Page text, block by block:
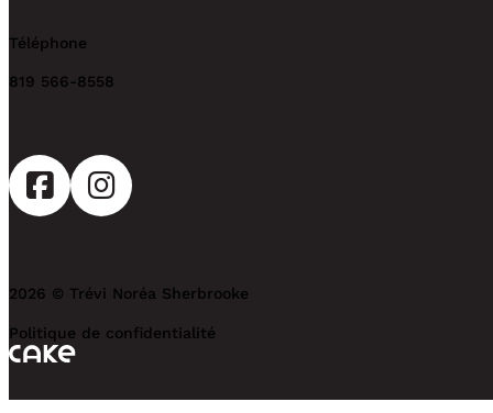
Téléphone
819 566-8558
Politique de confidentialité
2026 © Trévi Noréa Sherbrooke